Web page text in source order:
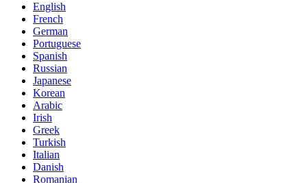
English
French
German
Portuguese
Spanish
Russian
Japanese
Korean
Arabic
Irish
Greek
Turkish
Italian
Danish
Romanian